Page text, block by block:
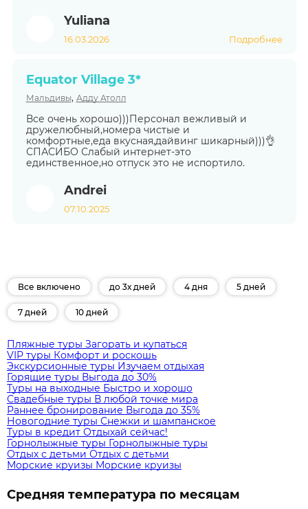
Yuliana
16.03.2026 Подробнее
Equator Village 3*
Мальдивы, Адду Атолл
Все очень хорошо)))Персонал вежливый и
дружелюбный,номера чистые и
комфортные,еда вкусная,дайвинг шикарный)))👌
СПАСИБО Слабый интернет-это
единственное,но отпуск это не испортило.
Andrei
07.10.2025
Все включено до 3х дней 4 дня 5 дней
7 дней 10 дней
Пляжные туры Загорать и купаться
VIP туры Комфорт и роскошь
Экскурсионные туры Изучаем отдыхая
Горящие туры Выгода до 30%
Туры на выходные Быстро и хорошо
Свадебные туры В любой точке мира
Раннее бронирование Выгода до 35%
Новогодние туры Снежки и шампанское
Туры в кредит Отдыхай сейчас!
Горнолыжные туры Горнолыжные туры
Отдых с детьми Отдых с детьми
Морские круизы Морские круизы
Средняя температура по месяцам